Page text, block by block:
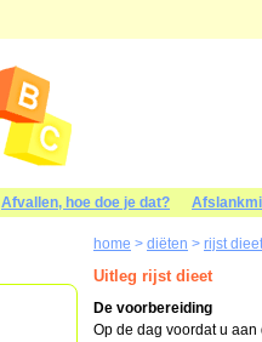
Afvallen, hoe doe je dat?
home > diëten > rijst dieet
Uitleg rijst dieet
De voorbereiding
Op de dag voordat u